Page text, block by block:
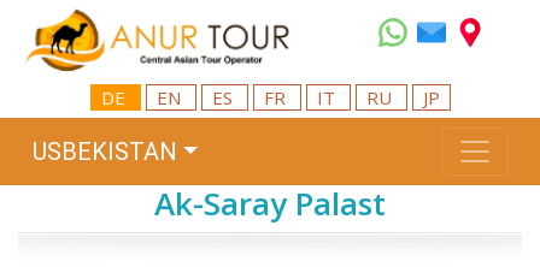
DE EN ES FR IT RU JP
USBEKISTAN
Ak-Saray Palast